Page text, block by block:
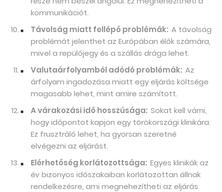
kommunikációt.
Távolság miatt fellépő problémák: A távolság
problémát jelenthet az Európában élők számára,
mivel a repülőjegy és a szállás drága lehet.
Valutaárfolyamból adódó problémák: Az
árfolyam ingadozása miatt egy eljárás költsége
magasabb lehet, mint amire számított.
A várakozási idő hosszúsága: Sokat kell várni,
hogy időpontot kapjon egy törökországi klinikára.
Ez frusztráló lehet, ha gyorsan szeretné
elvégezni az eljárást.
Elérhetőség korlátozottsága: Egyes klinikák az
év bizonyos időszakaiban korlátozottan állnak
rendelkezésre, ami megnehezítheti az eljárás